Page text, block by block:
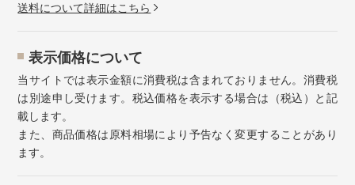
送料について詳細はこちら
表示価格について
当サイトでは表示金額に消費税は含まれておりません。消費税
は別途申し受けます。税込価格を表示する場合は（税込）と記
載します。
また、商品価格は原料相場により予告なく変更することがあり
ます。